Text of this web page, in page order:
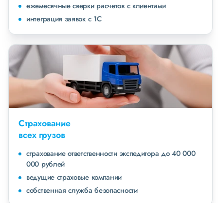
ежемесячные сверки расчетов с клиентами
интеграция заявок с 1С
Страхование
всех грузов
страхование ответственности экспедитора до 40 000
000 рублей
ведущие страховые компании
собственная служба безопасности